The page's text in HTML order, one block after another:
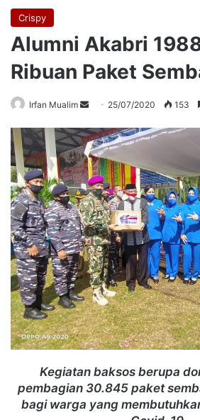
Crispy
Alumni Akabri
Ribuan Paket
Irfan Mualim
Send
email
25/07/2020 153
Kegiatan baksos berupa
pembagian 30.845 paket
bagi warga yang